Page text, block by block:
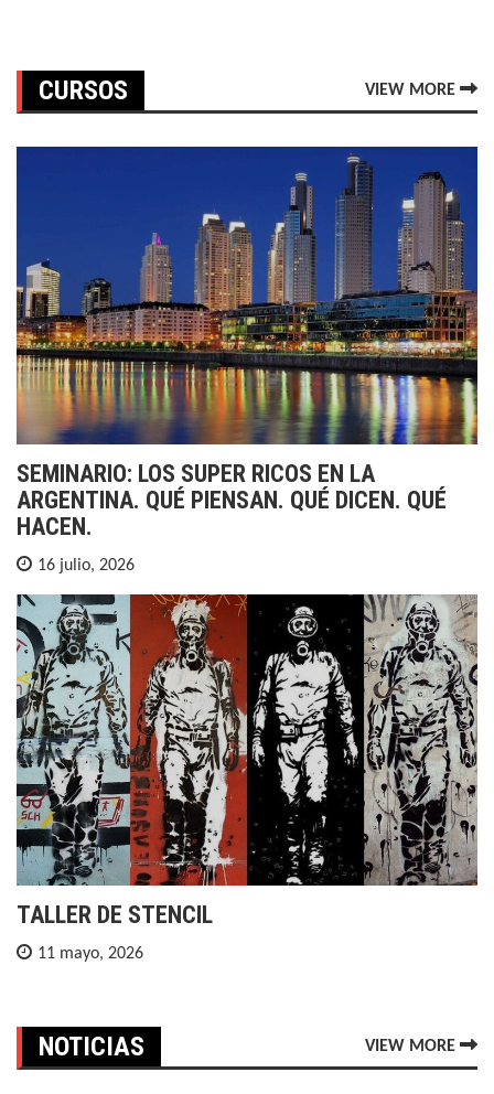
CURSOS VIEW MORE
SEMINARIO: LOS SUPER RICOS EN LA
ARGENTINA. QUÉ PIENSAN. QUÉ DICEN. QUÉ
HACEN.
16 julio, 2026
TALLER DE STENCIL
11 mayo, 2026
NOTICIAS VIEW MORE